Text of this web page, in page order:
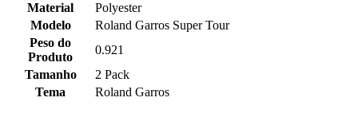
Material
Polyester
Modelo
Roland Garros Super Tour
Peso do
Produto
0.921
Tamanho
2 Pack
Tema
Roland Garros